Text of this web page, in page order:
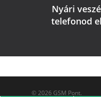
Nyári
telefonod
© 2026 GSM Pont.
Phone